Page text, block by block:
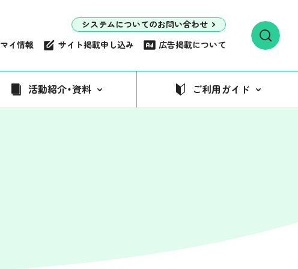
システムについてのお問い合わせ
マイ情報 サイト掲載申し込み 広告掲載について
活動紹介・資料 ご利用ガイド